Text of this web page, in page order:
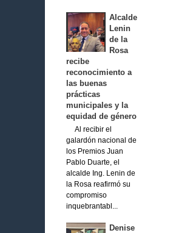
Alcalde
Lenin
de la
Rosa
recibe
reconocimiento a
las buenas
prácticas
municipales y la
equidad de género
Al recibir el
galardón nacional de
los Premios Juan
Pablo Duarte, el
alcalde Ing. Lenin de
la Rosa reafirmó su
compromiso
inquebrantabl...
Denise